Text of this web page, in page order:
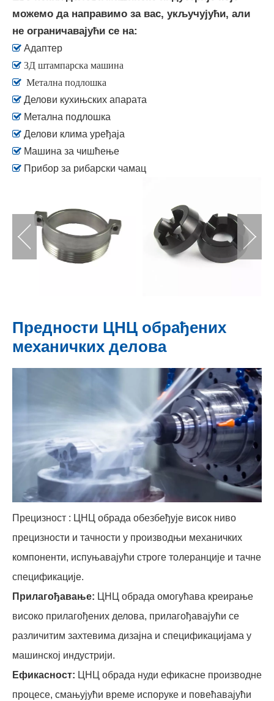
можемо да направимо за вас, укључујући, али
не ограничавајући се на:
 Адаптер
 3Д штампарска машина
 Метална подлошка
 Делови кухињских апарата
 Метална подлошка
 Делови клима уређаја
 Машина за чишћење
 Прибор за рибарски чамац
Предности ЦНЦ обрађених
механичких делова
Прецизност : ЦНЦ обрада обезбеђује висок ниво
прецизности и тачности у производњи механичких
компоненти, испуњавајући строге толеранције и тачне
спецификације.
Прилагођавање: ЦНЦ обрада омогућава креирање
високо прилагођених делова, прилагођавајући се
различитим захтевима дизајна и спецификацијама у
машинској индустрији.
Ефикасност: ЦНЦ обрада нуди ефикасне производне
процесе, смањујући време испоруке и повећавајући